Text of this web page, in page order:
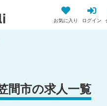
お気に入り ログイン
間市の求人一覧